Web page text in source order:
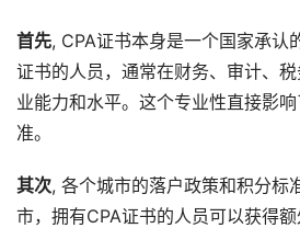
首先, CPA证书本身是一个国家承认
证书的人员，通常在财务、审计、
业能力和水平。这个专业性直接影
准。
其次, 各个城市的落户政策和积分标
市，拥有CPA证书的人员可以获得